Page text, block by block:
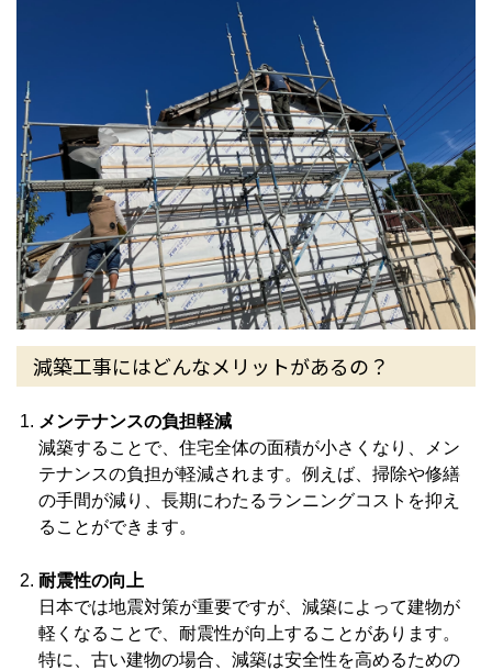
減築工事にはどんなメリットがあるの？
メンテナンスの負担軽減
減築することで、住宅全体の面積が小さくなり、メン
テナンスの負担が軽減されます。例えば、掃除や修繕
の手間が減り、長期にわたるランニングコストを抑え
ることができます。
耐震性の向上
日本では地震対策が重要ですが、減築によって建物が
軽くなることで、耐震性が向上することがあります。
特に、古い建物の場合、減築は安全性を高めるための